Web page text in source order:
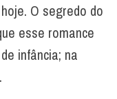
O segredo do
esse romance
infância; na